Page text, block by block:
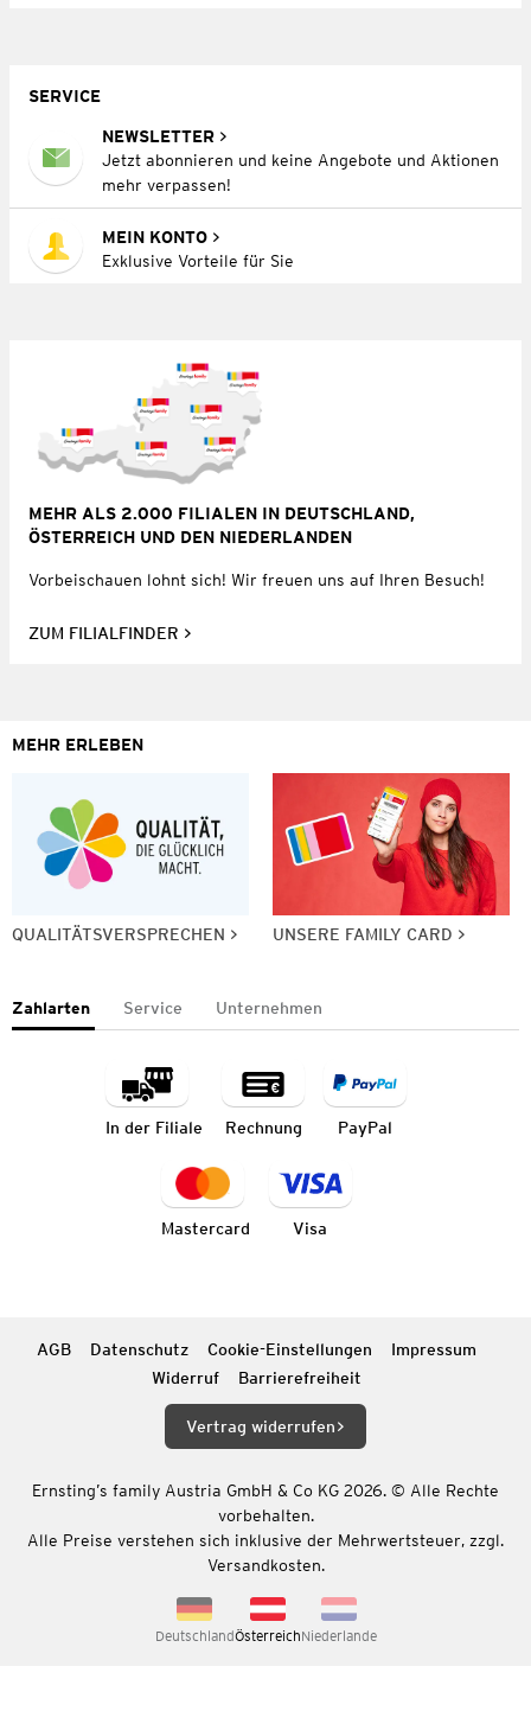
SERVICE
NEWSLETTER
Jetzt abonnieren und keine Angebote und Aktionen
mehr verpassen!
MEIN KONTO
Exklusive Vorteile für Sie
MEHR ALS 2.000 FILIALEN IN DEUTSCHLAND,
ÖSTERREICH UND DEN NIEDERLANDEN
Vorbeischauen lohnt sich! Wir freuen uns auf Ihren Besuch!
ZUM FILIALFINDER
MEHR ERLEBEN
QUALITÄTSVERSPRECHEN UNSERE FAMILY CARD
Zahlarten Service Unternehmen
In der Filiale Rechnung PayPal
Mastercard Visa
AGB Datenschutz Cookie-Einstellungen
Impressum
Widerruf
Barrierefreiheit
Vertrag widerrufen
Ernsting’s family Austria GmbH & Co KG 2026. © Alle Rechte
vorbehalten.
Alle Preise verstehen sich inklusive der Mehrwertsteuer, zzgl.
Versandkosten.
DeutschlandÖsterreichNiederlande